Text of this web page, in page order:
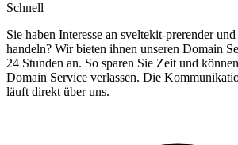
Schnell
Sie haben Interesse an sveltekit-prerender
handeln? Wir bieten ihnen unseren Domain
24 Stunden an. So sparen Sie Zeit und
Domain Service verlassen. Die
läuft direkt über uns.